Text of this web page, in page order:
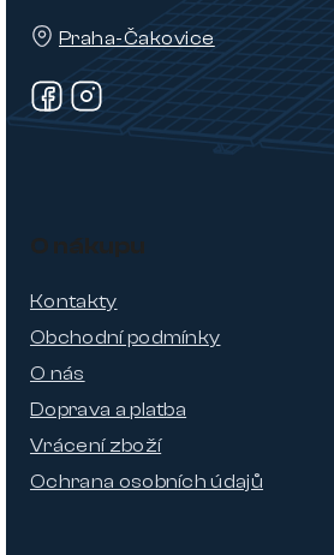
Praha-Čakovice
O nákupu
Kontakty
Obchodní podmínky
O nás
Doprava a platba
Vrácení zboží
Ochrana osobních údajů